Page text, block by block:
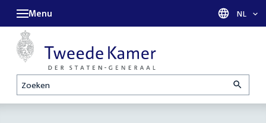
Zoeken
Menu Taal
NL